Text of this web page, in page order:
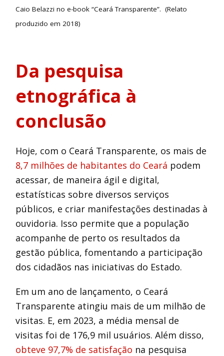
Caio Belazzi no e-book “Ceará Transparente”. (Relato
produzido em 2018)
Da pesquisa
etnográfica à
conclusão
Hoje, com o Ceará Transparente, os mais de
8,7 milhões de habitantes do Ceará podem
acessar, de maneira ágil e digital,
estatísticas sobre diversos serviços
públicos, e criar manifestações destinadas à
ouvidoria. Isso permite que a população
acompanhe de perto os resultados da
gestão pública, fomentando a participação
dos cidadãos nas iniciativas do Estado.
Em um ano de lançamento, o Ceará
Transparente atingiu mais de um milhão de
visitas. E, em 2023, a média mensal de
visitas foi de 176,9 mil usuários. Além disso,
obteve 97,7% de satisfação na pesquisa